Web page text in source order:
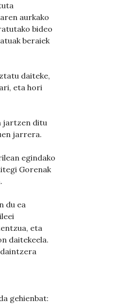
aurkako
bideo
beraiek
daiteke,
eta hori
jartzen ditu
jarrera.
egindako
Gorenak
du ea
eta
daitekeela.
gehienbat: